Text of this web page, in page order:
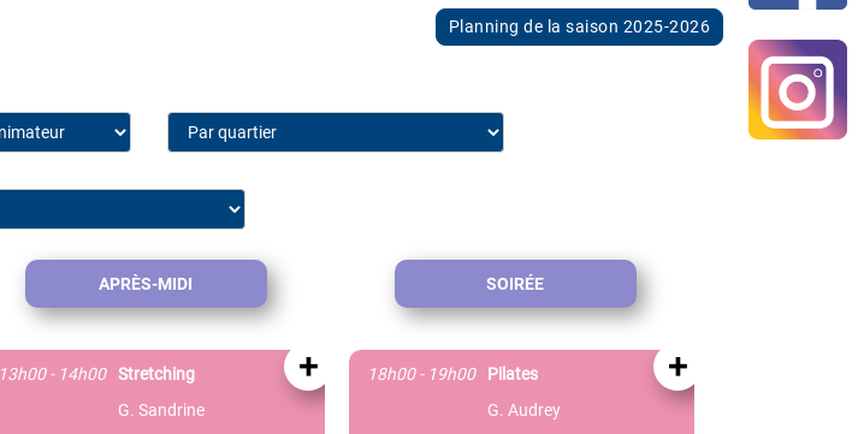
Planning de la saison 2025-2026
APRÈS-MIDI
13h00 - 14h00
Stretching
G. Sandrine
+
SOIRÉE
18h00 - 19h00
Pilates
G. Audrey
+